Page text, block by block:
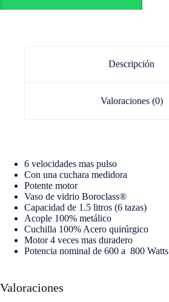
Descripción
Valoraciones (0)
6 velocidades mas pulso
Con una cuchara medidora
Potente motor
Vaso de vidrio Boroclass®
Capacidad de 1.5 litros (6 tazas)
Acople 100% metálico
Cuchilla 100% Acero quirúrgico
Motor 4 veces mas duradero
Potencia nominal de 600 a 800 Watts
Valoraciones